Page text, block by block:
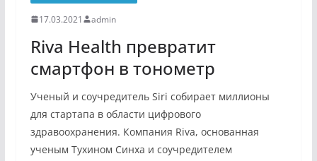
17.03.2021 admin
Riva Health превратит
смартфон в тонометр
Ученый и соучредитель Siri собирает миллионы
для стартапа в области цифрового
здравоохранения. Компания Riva, основанная
ученым Тухином Синха и соучредителем